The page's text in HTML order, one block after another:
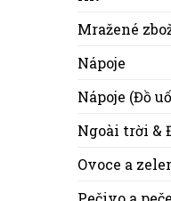
Mražené
Nápoje
Nápoje (Đồ
Ngoài trời &
Ovoce a